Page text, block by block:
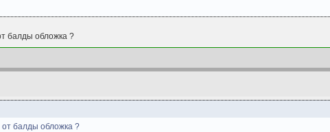
балды обложка ?
от балды обложка ?